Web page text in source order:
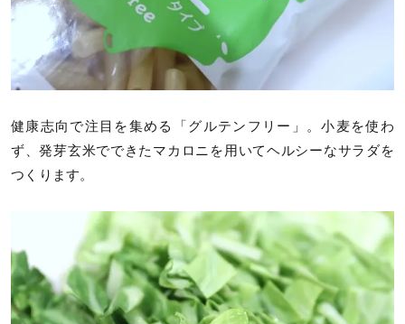
健康志向で注目を集める「グルテンフリー」。小麦を使わ
ず、発芽玄米でできたマカロニを用いてヘルシーなサラダを
つくります。